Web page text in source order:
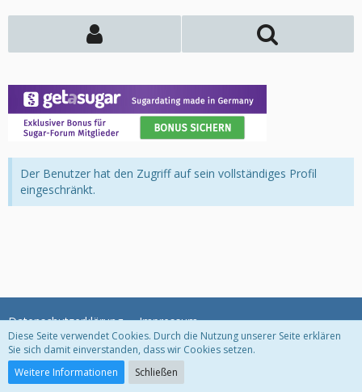
Der Benutzer hat den Zugriff auf sein vollständiges Profil
eingeschränkt.
Datenschutzerklärung Impressum
Community-Software:
Diese Seite verwendet Cookies. Durch die Nutzung unserer Seite erklären
Sie sich damit einverstanden, dass wir Cookies setzen.
Weitere Informationen
Schließen